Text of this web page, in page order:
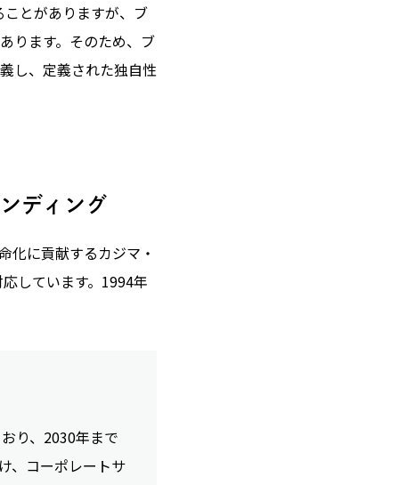
とがありますが、ブ
ります。そのため、ブ
し、定義された独自性
ディング
化に貢献するカジマ・
しています。1994年
り、2030年まで
、コーポレートサ